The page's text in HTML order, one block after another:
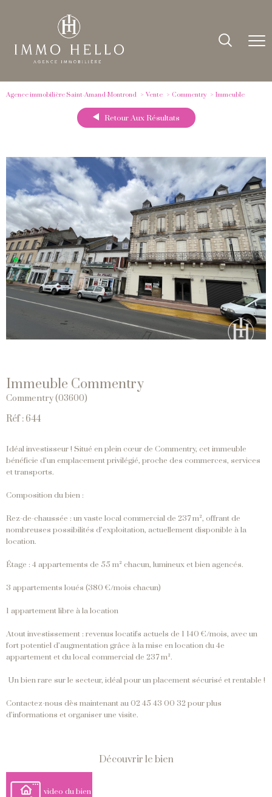
Agence immobilière Saint-Amand-Montrond Vente Commentry Immeuble
Retour Aux Résultats
Immeuble Commentry
Commentry (03600)
Réf : 644
Idéal investisseur ! Situé en plein cœur de Commentry, cet immeuble
bénéficie d’un emplacement privilégié, proche des commerces, services
et transports.
Composition du bien :
Rez-de-chaussée : un vaste local commercial de 237 m², offrant de
nombreuses possibilités d’exploitation, actuellement disponible à la
location.
Étage : 4 appartements de 55 m² chacun, lumineux et bien agencés.
3 appartements loués (380 €/mois chacun)
1 appartement libre à la location
Atout investissement : revenus locatifs actuels de 1 140 €/mois, avec un
fort potentiel d’augmentation grâce à la mise en location du 4e
appartement et du local commercial de 237 m².
Un bien rare sur le secteur, idéal pour un placement sécurisé et rentable !
Contactez-nous dès maintenant au 02 45 43 00 32 pour plus
d’informations et organiser une visite.
découvrir le bien
video du bien